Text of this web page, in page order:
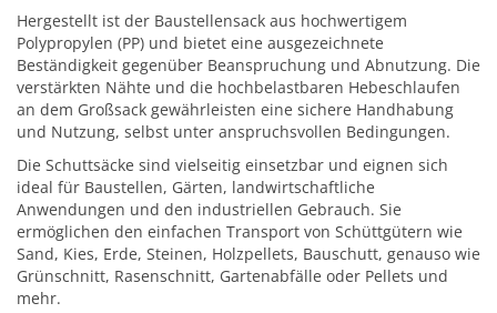
Hergestellt ist der Baustellensack aus hochwertigem
Polypropylen (PP) und bietet eine ausgezeichnete
Beständigkeit gegenüber Beanspruchung und Abnutzung. Die
verstärkten Nähte und die hochbelastbaren Hebeschlaufen
an dem Großsack gewährleisten eine sichere Handhabung
und Nutzung, selbst unter anspruchsvollen Bedingungen.
Die Schuttsäcke sind vielseitig einsetzbar und eignen sich
ideal für Baustellen, Gärten, landwirtschaftliche
Anwendungen und den industriellen Gebrauch. Sie
ermöglichen den einfachen Transport von Schüttgütern wie
Sand, Kies, Erde, Steinen, Holzpellets, Bauschutt, genauso wie
Grünschnitt, Rasenschnitt, Gartenabfälle oder Pellets und
mehr.